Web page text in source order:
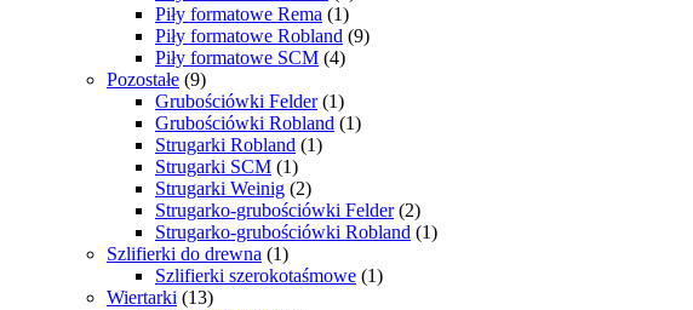
Piły formatowe Rema (1)
Piły formatowe Robland (9)
Piły formatowe SCM (4)
Pozostałe (9)
Grubościówki Felder (1)
Grubościówki Robland (1)
Strugarki Robland (1)
Strugarki SCM (1)
Strugarki Weinig (2)
Strugarko-grubościówki Felder (2)
Strugarko-grubościówki Robland (1)
Szlifierki do drewna (1)
Szlifierki szerokotaśmowe (1)
Wiertarki (13)